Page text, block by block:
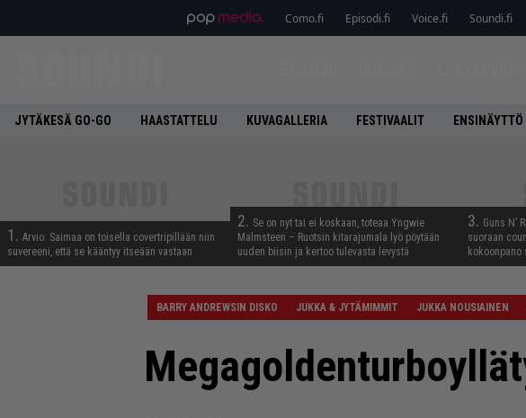
Como.fi Episodi.fi Voice.fi Soundi.fi
JYTÄKESÄ GO-GO HAASTATTELU KUVAGALLERIA FESTIVAALIT ENSINÄYTTÖ
1. Arvio: Saimaa on toisella covertripillään niin
suvereeni, että se kääntyy itseään vastaan
2. Se on nyt tai ei koskaan, toteaa Yngwie
Malmsteen – Ruotsin kitarajumala lyö pöytään
uuden biisin ja kertoo tulevasta levystä
3. Guns N’
suoraan
BARRY ANDREWSIN DISKO JUKKA & JYTÄMIMMIT JUKKA NOUSIAINEN